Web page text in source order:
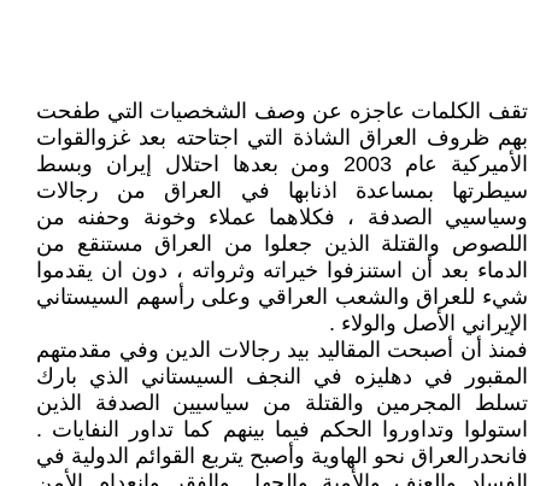
تقف الكلمات عاجزه عن وصف الشخصيات التي طفحت
بهم ظروف العراق الشاذة التي اجتاحته بعد غزوالقوات
الأميركية عام 2003 ومن بعدها احتلال إيران وبسط
سيطرتها بمساعدة اذنابها في العراق من رجالات
وسياسيي الصدفة ، فكلاهما عملاء وخونة وحفنه من
اللصوص والقتلة الذين جعلوا من العراق مستنقع من
الدماء بعد أن استنزفوا خيراته وثرواته ، دون ان يقدموا
شيء للعراق والشعب العراقي وعلى رأسهم السيستاني
الإيراني الأصل والولاء .
فمنذ أن أصبحت المقاليد بيد رجالات الدين وفي مقدمتهم
المقبور في دهليزه في النجف السيستاني الذي بارك
تسلط المجرمين والقتلة من سياسيين الصدفة الذين
استولوا وتداوروا الحكم فيما بينهم كما تداور النفايات .
فانحدرالعراق نحو الهاوية وأصبح يتربع القوائم الدولية في